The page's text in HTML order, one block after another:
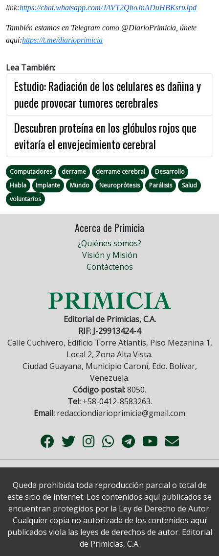
link:https://chat.whatsapp.com/JAVT2QhoJnADuHBKsruJpd
También estamos en Telegram como @DiarioPrimicia, únete
aquí:https://t.me/diarioprimicia
Lea También:
Estudio: Radiación de los celulares es dañina y
puede provocar tumores cerebrales
Descubren proteína en los glóbulos rojos que
evitaría el envejecimiento cerebral
Computadores derrame derrame cerebral
Desarrollo
Habla
Implante Mundo Neuroprótesis Parálisis
Salud
voluntarios
Acerca de Primicia
¿Quiénes somos?
Visión y Misión
Contáctenos
Editorial de Primicias, C.A.
RIF: J-29913424-4
Calle Cuchivero, Edificio Torre Atlantis, Piso Mezanina 1,
Local 2, Zona Alta Vista.
Ciudad Guayana, Municipio Caroní, Edo. Bolívar,
Venezuela.
Código postal:8050.
Tel:+58-0412-8583263.
Email: redacciondiarioprimicia@gmail.com
Queda prohibida toda reproducción parcial o total de
este sitio de internet. Los contenidos aquí publicados se
encuentran protegidos por la Ley de Derecho de Autor.
Cualquier copia no autorizada de los contenidos aquí
publicados viola las leyes de derechos de autor. Editorial
de Primicias, C.A.